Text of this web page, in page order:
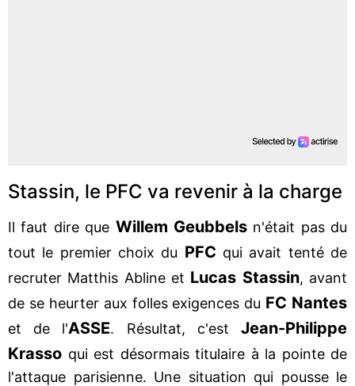
Stassin, le PFC va revenir à la charge
Il faut dire que Willem Geubbelsn'était pas du
tout le premier choix du PFC qui avait tenté de
recruter Matthis Abline et Lucas Stassin, avant
de se heurter aux folles exigences du FC Nantes
et de l'ASSE. Résultat, c'estJean-Philippe
Krasso qui est désormais titulaire à la pointe de
l'attaque parisienne. Une situation qui pousse le